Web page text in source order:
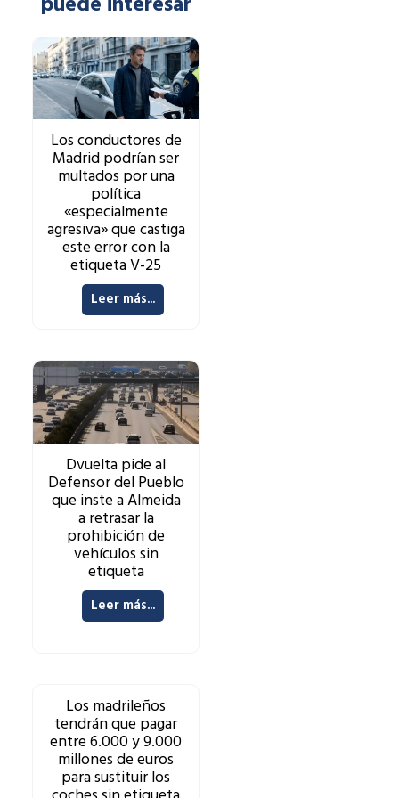
Los conductores de
Madrid podrían ser
multados por una
política
«especialmente
agresiva» que castiga
este error con la
etiqueta V-25
Leer más...
Dvuelta pide al
Defensor del Pueblo
que inste a Almeida
a retrasar la
prohibición de
vehículos sin
etiqueta
Leer más...
Los madrileños
tendrán que pagar
entre 6.000 y 9.000
millones de euros
para sustituir los